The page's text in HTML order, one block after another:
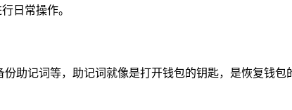
日常操作。
助记词等，助记词就像是打开钱包的钥匙，是恢复钱